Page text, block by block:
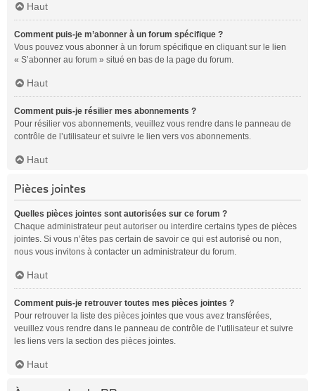
Haut
Comment puis-je m’abonner à un forum spécifique ?
Vous pouvez vous abonner à un forum spécifique en cliquant sur le lien
« S’abonner au forum » situé en bas de la page du forum.
Haut
Comment puis-je résilier mes abonnements ?
Pour résilier vos abonnements, veuillez vous rendre dans le panneau de
contrôle de l’utilisateur et suivre le lien vers vos abonnements.
Haut
Pièces jointes
Quelles pièces jointes sont autorisées sur ce forum ?
Chaque administrateur peut autoriser ou interdire certains types de pièces
jointes. Si vous n’êtes pas certain de savoir ce qui est autorisé ou non,
nous vous invitons à contacter un administrateur du forum.
Haut
Comment puis-je retrouver toutes mes pièces jointes ?
Pour retrouver la liste des pièces jointes que vous avez transférées,
veuillez vous rendre dans le panneau de contrôle de l’utilisateur et suivre
les liens vers la section des pièces jointes.
Haut